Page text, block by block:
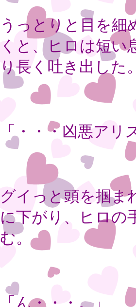
うっとりと目を細
くと、ヒロは短い
り長く吐き出した
「・・・凶悪アリ
グイっと頭を掴ま
に下がり、ヒロの
む。
「ん・・・。」